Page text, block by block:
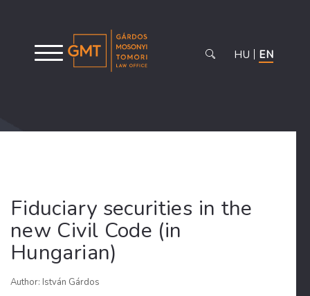
HU EN
Fiduciary securities in the
new Civil Code (in
Hungarian)
Author: István Gárdos